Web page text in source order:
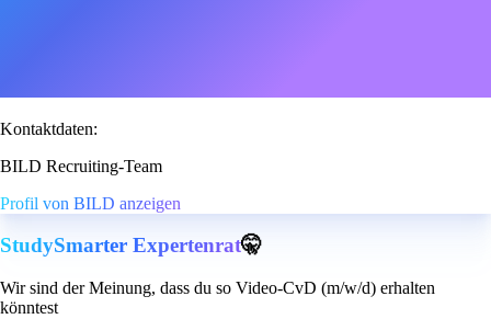
Kontaktdaten:
BILD Recruiting-Team
Profil von BILD anzeigen
StudySmarter Expertenrat🤫
Wir sind der Meinung, dass du so Video-CvD (m/w/d) erhalten
könntest